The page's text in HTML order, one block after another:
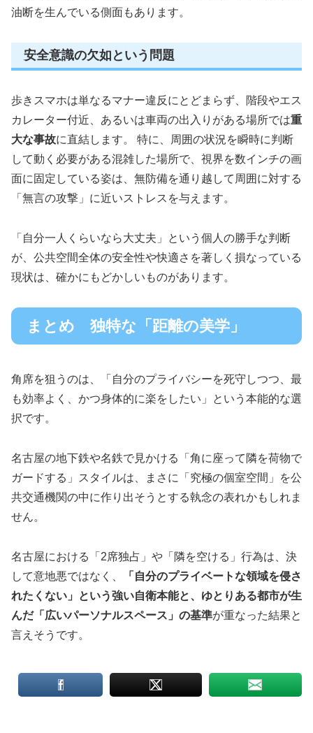
油断を生んでいる側面もあります。
安全意識の欠如という問題
歩きスマホは単なるマナー違反にとどまらず、階段やエス
カレーター付近、あるいは車両の出入りがある場所では重
大な事故に直結します。 特に、周囲の状況を瞬時に判断
して動く必要がある混雑した場所で、視界を数インチの画
面に固定している姿は、無防備を通り越して周囲に対する
「無言の攻撃」に近いストレスを与えます。
「自分一人くらいなら大丈夫」という個人の勝手な判断
が、公共空間全体の安全性や快適さを著しく損なっている
現状は、確かにもどかしいものがあります。
まとめ 独特な「距離の美学」
角席を狙うのは、「自分のプライバシーを死守しつつ、最
も効率よく、かつ身体的に楽をしたい」という本能的な選
択です。
名古屋の地下鉄や名鉄で見かける「角に座って隣を荷物で
ガードする」スタイルは、まさに「究極の個室空間」を公
共交通機関の中に作り出そうとする執念の表れかもしれま
せん。
名古屋における「2席独占」や「隣を空ける」行為は、決
して意地悪ではなく、
「自分のプライベートな領域を侵さ
れたくない」という強い自衛本能と、ゆとりある都市が生
んだ「広いパーソナルスペース」の基準が重なった結果と
言えそうです。